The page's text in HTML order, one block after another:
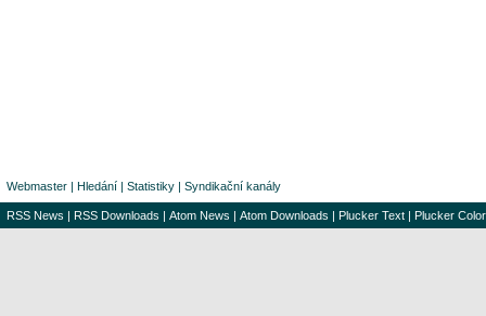
Webmaster | Hledání | Statistiky | Syndikační kanály
RSS News | RSS Downloads | Atom News | Atom Downloads | Plucker Text | Plucker Color